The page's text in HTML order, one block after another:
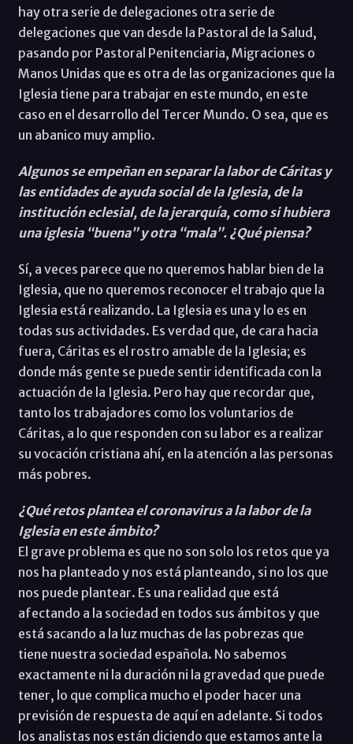
hay otra serie de delegaciones otra serie de
delegaciones que van desde la Pastoral de la Salud,
pasando por Pastoral Penitenciaria, Migraciones o
Manos Unidas que es otra de las organizaciones que la
Iglesia tiene para trabajar en este mundo, en este
caso en el desarrollo del Tercer Mundo. O sea, que es
un abanico muy amplio.
Algunos se empeñan en separar la labor de Cáritas y
las entidades de ayuda social de la Iglesia, de la
institución eclesial, de la jerarquía, como si hubiera
una iglesia “buena” y otra “mala”. ¿Qué piensa?
Sí, a veces parece que no queremos hablar bien de la
Iglesia, que no queremos reconocer el trabajo que la
Iglesia está realizando. La Iglesia es una y lo es en
todas sus actividades. Es verdad que, de cara hacia
fuera, Cáritas es el rostro amable de la Iglesia; es
donde más gente se puede sentir identificada con la
actuación de la Iglesia. Pero hay que recordar que,
tanto los trabajadores como los voluntarios de
Cáritas, a lo que responden con su labor es a realizar
su vocación cristiana ahí, en la atención a las personas
más pobres.
¿Qué retos plantea el coronavirus a la labor de la
Iglesia en este ámbito?
El grave problema es que no son solo los retos que ya
nos ha planteado y nos está planteando, si no los que
nos puede plantear. Es una realidad que está
afectando a la sociedad en todos sus ámbitos y que
está sacando a la luz muchas de las pobrezas que
tiene nuestra sociedad española. No sabemos
exactamente ni la duración ni la gravedad que puede
tener, lo que complica mucho el poder hacer una
previsión de respuesta de aquí en adelante. Si todos
los analistas nos están diciendo que estamos ante la